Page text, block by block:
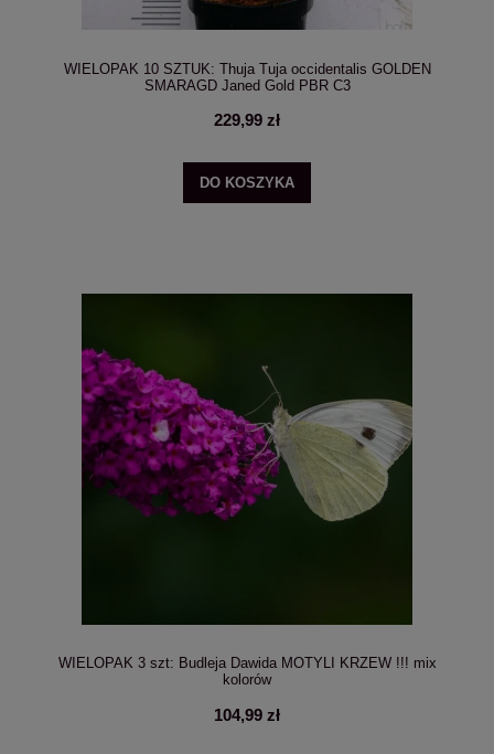
WIELOPAK 10 SZTUK: Thuja Tuja occidentalis GOLDEN
SMARAGD Janed Gold PBR C3
229,99 zł
DO KOSZYKA
WIELOPAK 3 szt: Budleja Dawida MOTYLI KRZEW !!! mix
kolorów
104,99 zł